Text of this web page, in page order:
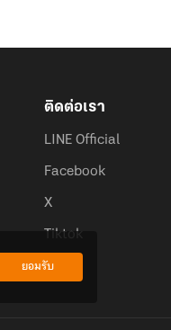
ติดต่อเรา
LINE Official
Facebook
X
Tiktok
ยอมรับ